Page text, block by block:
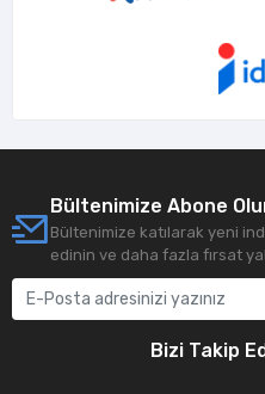
Bültenimize Abone
Bültenimize katılarak yeni
edinin ve daha fazla fırsat
Bizi Takip